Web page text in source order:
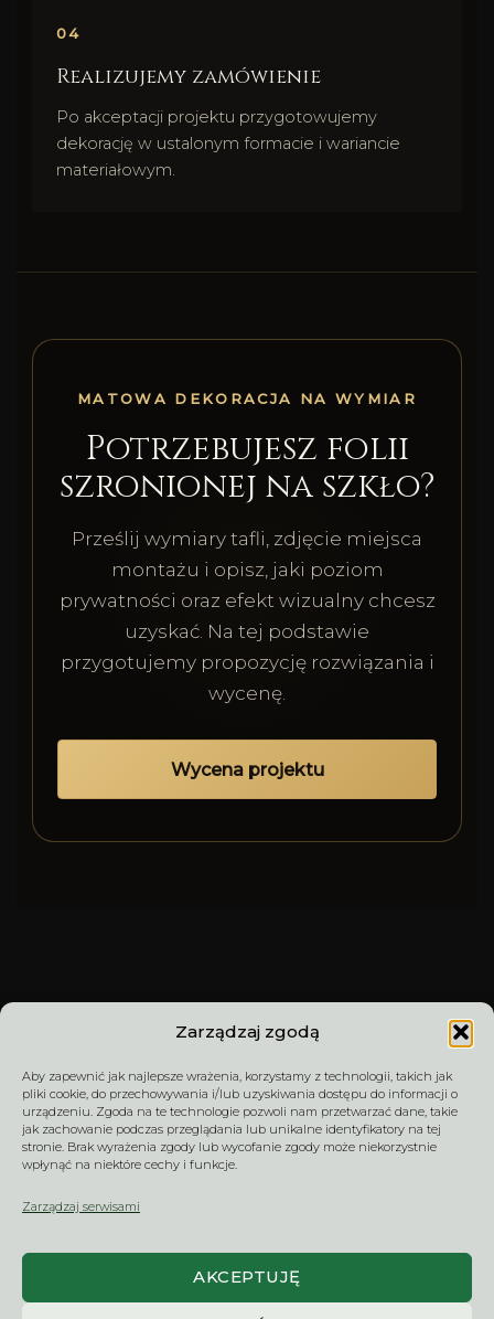
Zarządzaj zgodą
Aby zapewnić jak najlepsze wrażenia, korzystamy z technologii, takich jak
pliki cookie, do przechowywania i/lub uzyskiwania dostępu do informacji o
urządzeniu. Zgoda na te technologie pozwoli nam przetwarzać dane, takie
jak zachowanie podczas przeglądania lub unikalne identyfikatory na tej
stronie. Brak wyrażenia zgody lub wycofanie zgody może niekorzystnie
wpłynąć na niektóre cechy i funkcje.
Zarządzaj serwisami
AKCEPTUJĘ
Realizujemy zamówienie
Po akceptacji projektu przygotowujemy
dekorację w ustalonym formacie i wariancie
materiałowym.
MATOWA DEKORACJA NA WYMIAR
Potrzebujesz folii
szronionej na szkło?
Prześlij wymiary tafli, zdjęcie miejsca
montażu i opisz, jaki poziom
prywatności oraz efekt wizualny chcesz
uzyskać. Na tej podstawie
przygotujemy propozycję rozwiązania i
wycenę.
Wycena projektu
TERMIN DOSTAWY –
CZAS REALIZACJI
REGULAMIN
SPRZEDAŻY
REKLAMACJE
NaklejkiNaSzyby.pl | NMart sp. z o.o. – dekoracje na